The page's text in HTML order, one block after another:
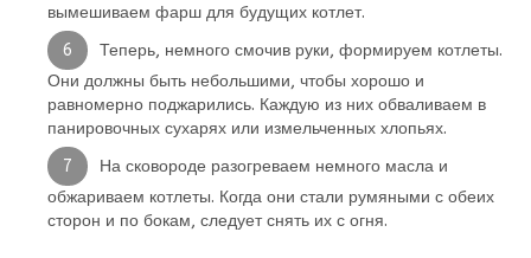
вымешиваем фарш для будущих котлет.
Теперь, немного смочив руки, формируем котлеты.
Они должны быть небольшими, чтобы хорошо и
равномерно поджарились. Каждую из них обваливаем в
панировочных сухарях или измельченных хлопьях.
На сковороде разогреваем немного масла и
обжариваем котлеты. Когда они стали румяными с обеих
сторон и по бокам, следует снять их с огня.